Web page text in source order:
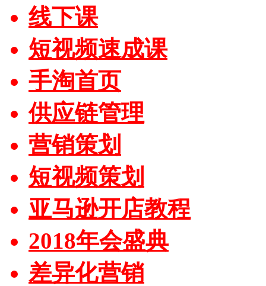
线下课
短视频速成课
手淘首页
供应链管理
营销策划
短视频策划
亚马逊开店教程
2018年会盛典
差异化营销